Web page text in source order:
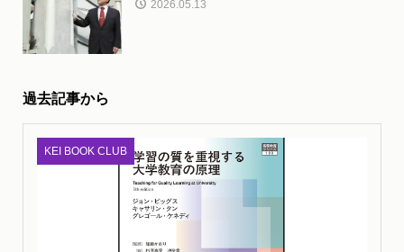
2026.05.13
過去記事から
KEI BOOK CLUB